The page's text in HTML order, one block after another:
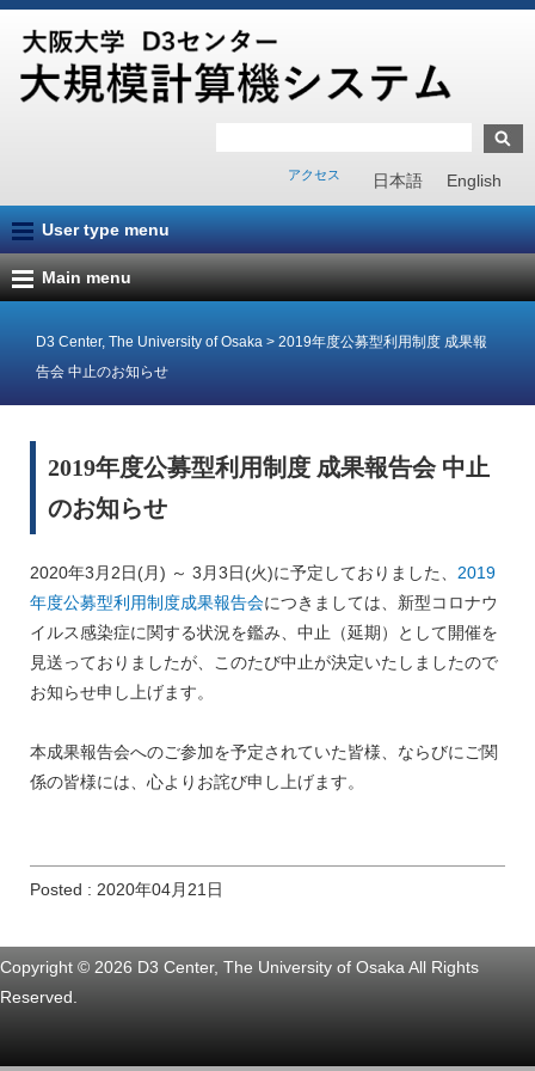
日本語 English
アクセス
User type menu
Main menu
D3 Center, The University of Osaka > 2019年度公募型利用制度 成果報
告会 中止のお知らせ
2019年度公募型利用制度 成果報告会 中止
のお知らせ
2020年3月2日(月) ～ 3月3日(火)に予定しておりました、 2019
年度公募型利用制度成果報告会につきましては、新型コロナウ
イルス感染症に関する状況を鑑み、中止（延期）として開催を
見送っておりましたが、このたび中止が決定いたしましたので
お知らせ申し上げます。
本成果報告会へのご参加を予定されていた皆様、ならびにご関
係の皆様には、心よりお詫び申し上げます。
Posted : 2020年04月21日
Copyright © 2026 D3 Center, The University of Osaka All Rights
Reserved.